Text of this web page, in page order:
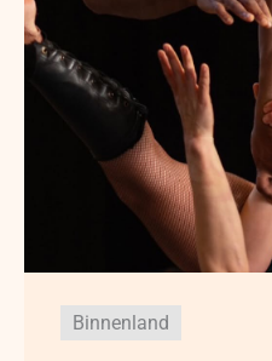
Binnenland